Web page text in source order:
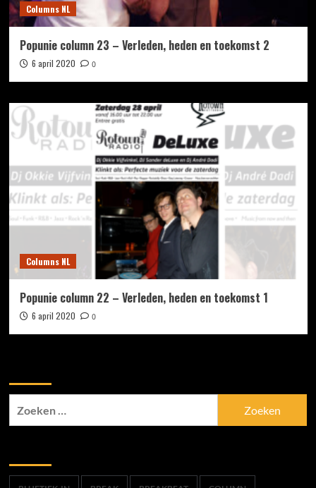
Columns NL
Popunie column 23 – Verleden, heden en toekomst 2
6 april 2020 0
Columns NL
Popunie column 22 – Verleden, heden en toekomst 1
6 april 2020 0